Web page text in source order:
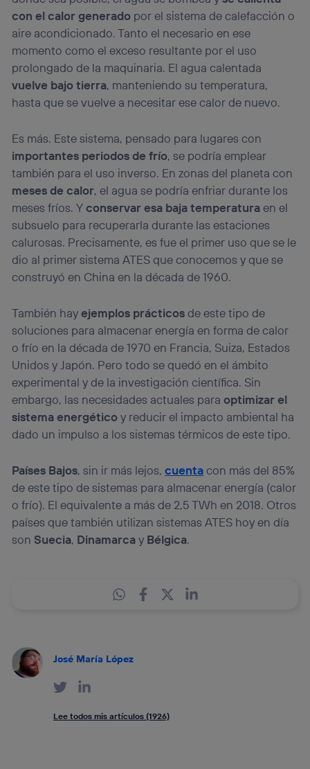
con el calor generado por el sistema de calefacción o
aire acondicionado. Tanto el necesario en ese
momento como el exceso resultante por el uso
prolongado de la maquinaria. El agua calentada
vuelve bajo tierra, manteniendo su temperatura,
hasta que se vuelve a necesitar ese calor de nuevo.
Es más. Este sistema, pensado para lugares con
importantes periodos de frío, se podría emplear
también para el uso inverso. En zonas del planeta con
meses de calor, el agua se podría enfriar durante los
meses fríos. Yconservar esa baja temperaturaen el
subsuelo para recuperarla durante las estaciones
calurosas. Precisamente, es fue el primer uso que se le
dio al primer sistema ATES que conocemos y que se
construyó en China en la década de 1960.
También hayejemplos prácticosde este tipo de
soluciones para almacenar energía en forma de calor
o frío en la década de 1970 en Francia, Suiza, Estados
Unidos y Japón. Pero todo se quedó en el ámbito
experimental y de la investigación científica. Sin
embargo, las necesidades actuales paraoptimizar el
sistema energéticoy reducir el impacto ambiental ha
dado un impulso a los sistemas térmicos de este tipo.
Países Bajos, sin ir más lejos,cuentacon más del 85%
de este tipo de sistemas para almacenar energía (calor
o frío). El equivalente a más de 2,5 TWh en 2018. Otros
países que también utilizan sistemas ATES hoy en día
sonSuecia, Dinamarcay Bélgica.
José María López
Lee todos mis artículos (1926)